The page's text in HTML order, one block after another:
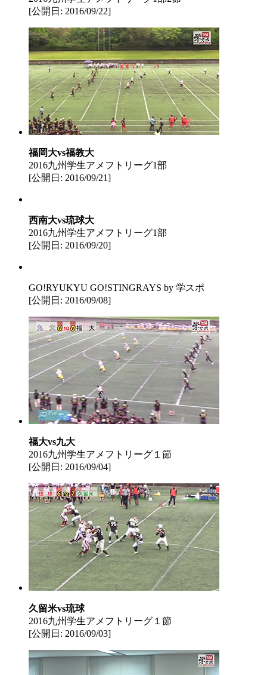
[公開日: 2016/09/22]
福岡大vs福教大
2016九州学生アメフトリーグ1部
[公開日: 2016/09/21]
西南大vs琉球大
2016九州学生アメフトリーグ1部
[公開日: 2016/09/20]
GO!RYUKYU GO!STINGRAYS by 学スポ
[公開日: 2016/09/08]
福大vs九大
2016九州学生アメフトリーグ１節
[公開日: 2016/09/04]
久留米vs琉球
2016九州学生アメフトリーグ１節
[公開日: 2016/09/03]